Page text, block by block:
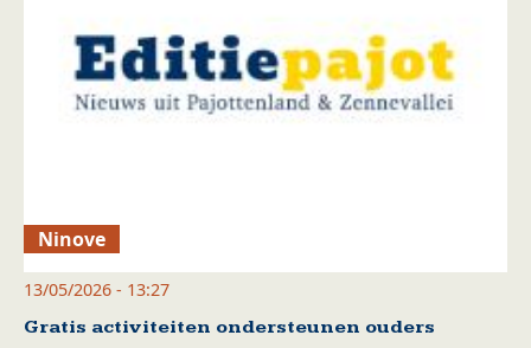
Ninove
13/05/2026 - 13:27
Gratis activiteiten ondersteunen ouders